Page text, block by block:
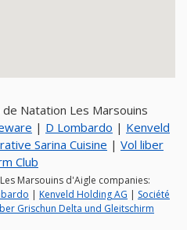
Natation Les Marsouins
| D Lombardo | Kenveld
Sarina Cuisine | Vol liber
Club
Marsouins d'Aigle companies:
| Kenveld Holding AG | Société
Grischun Delta und Gleitschirm